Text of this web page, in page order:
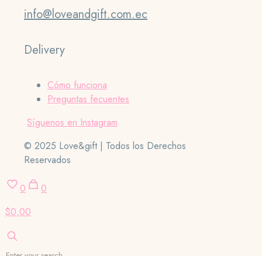
info@loveandgift.com.ec
Delivery
Cómo funciona
Preguntas fecuentes
Síguenos en Instagram
© 2025 Love&gift | Todos los Derechos
Reservados
0
0
$0,00